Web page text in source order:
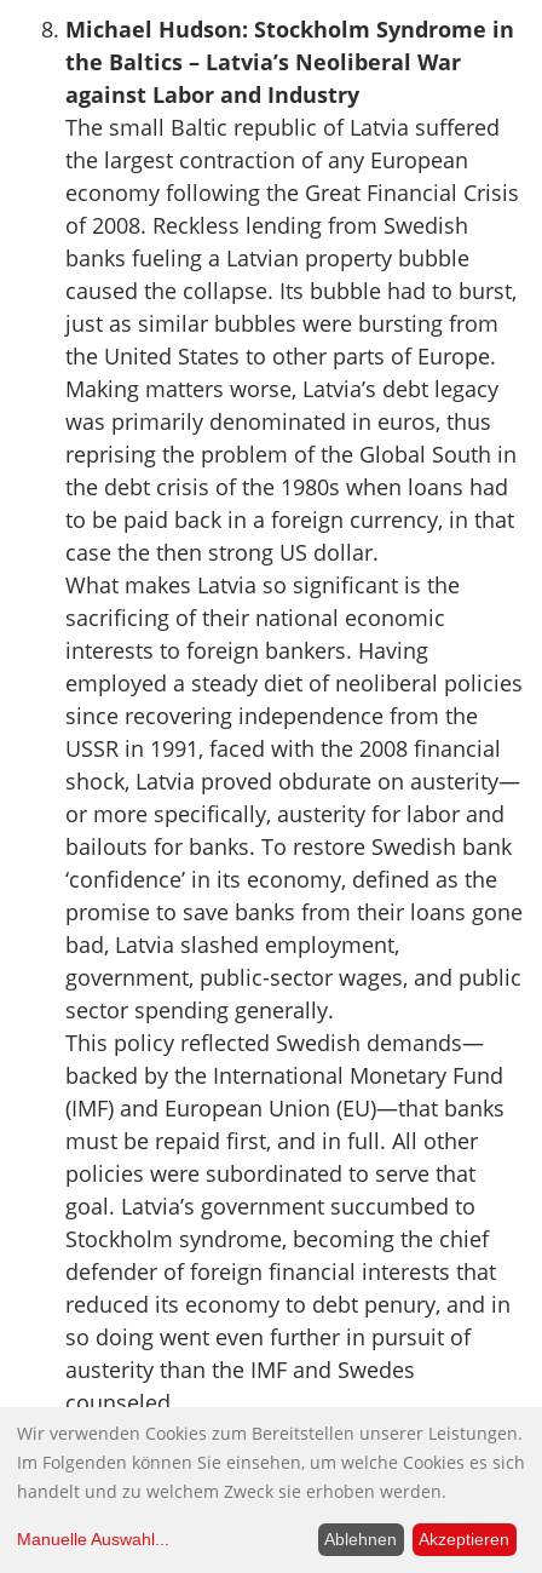
Michael Hudson: Stockholm Syndrome in
the Baltics – Latvia’s Neoliberal War
against Labor and Industry
The small Baltic republic of Latvia suffered
the largest contraction of any European
economy following the Great Financial Crisis
of 2008. Reckless lending from Swedish
banks fueling a Latvian property bubble
caused the collapse. Its bubble had to burst,
just as similar bubbles were bursting from
the United States to other parts of Europe.
Making matters worse, Latvia’s debt legacy
was primarily denominated in euros, thus
reprising the problem of the Global South in
the debt crisis of the 1980s when loans had
to be paid back in a foreign currency, in that
case the then strong US dollar.
What makes Latvia so significant is the
sacrificing of their national economic
interests to foreign bankers. Having
employed a steady diet of neoliberal policies
since recovering independence from the
USSR in 1991, faced with the 2008 financial
shock, Latvia proved obdurate on austerity—
or more specifically, austerity for labor and
bailouts for banks. To restore Swedish bank
‘confidence’ in its economy, defined as the
promise to save banks from their loans gone
bad, Latvia slashed employment,
government, public-sector wages, and public
sector spending generally.
This policy reflected Swedish demands—
backed by the International Monetary Fund
(IMF) and European Union (EU)—that banks
must be repaid first, and in full. All other
policies were subordinated to serve that
goal. Latvia’s government succumbed to
Stockholm syndrome, becoming the chief
defender of foreign financial interests that
reduced its economy to debt penury, and in
so doing went even further in pursuit of
austerity than the IMF and Swedes
counseled.
Quelle: Naked Capitalism
Video: Sehnsuchtsort Europa?
Europäische Schriftstellerkonferenz in Berlin:
Kann Literatur ein Europa schaffen?
Wir verwenden Cookies zum Bereitstellen unserer Leistungen.
Im Folgenden können Sie einsehen, um welche Cookies es sich
handelt und zu welchem Zweck sie erhoben werden.
Manuelle Auswahl... Ablehnen Akzeptieren